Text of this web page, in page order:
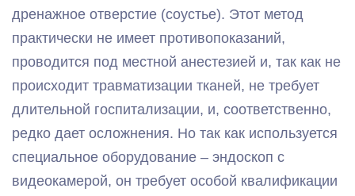
дренажное отверстие (соустье). Этот метод
практически не имеет противопоказаний,
проводится под местной анестезией и, так как не
происходит травматизации тканей, не требует
длительной госпитализации, и, соответственно,
редко дает осложнения. Но так как используется
специальное оборудование – эндоскоп с
видеокамерой, он требует особой квалификации